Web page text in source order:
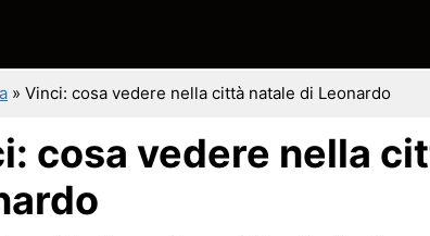
» Vinci: cosa vedere nella città natale di Leonardo
cosa vedere nella